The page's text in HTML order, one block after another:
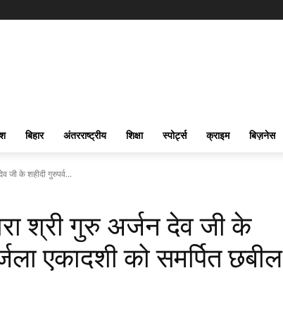
बिहार अंतरराष्ट्रीय शिक्षा स्पोर्ट्स क्राइम बिज़नेस
जी के शहीदी गुरुपर्व...
श्री गुरु अर्जन देव जी के
एकादशी को समर्पित छबील